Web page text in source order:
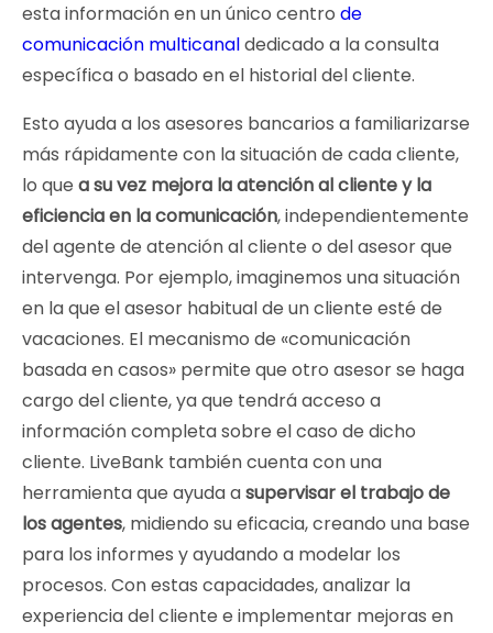
esta información en un único centro de
comunicación multicanaldedicado a la consulta
específica o basado en el historial del cliente.
Esto ayuda a los asesores bancarios a familiarizarse
más rápidamente con la situación de cada cliente,
lo que a su vez mejora la atención al cliente y la
eficiencia en la comunicación, independientemente
del agente de atención al cliente o del asesor que
intervenga. Por ejemplo, imaginemos una situación
en la que el asesor habitual de un cliente esté de
vacaciones. El mecanismo de «comunicación
basada en casos» permite que otro asesor se haga
cargo del cliente, ya que tendrá acceso a
información completa sobre el caso de dicho
cliente. LiveBank también cuenta con una
herramienta que ayuda asupervisar el trabajo de
los agentes, midiendo su eficacia, creando una base
para los informes y ayudando a modelar los
procesos. Con estas capacidades, analizar la
experiencia del cliente e implementar mejoras en